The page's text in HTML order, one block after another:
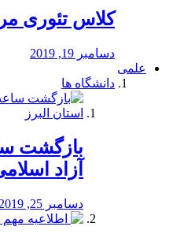
کلاس تئوری
دسامبر 19, 2019
علمی
دانشگاه ها
بازگشت
آزاد
دسامبر 25, 2019